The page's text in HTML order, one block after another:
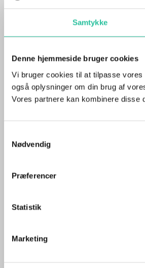
Samtykke
Denne hjemmeside bruger cookies
Vi bruger cookies til at tilpasse
også oplysninger om din brug af
Vores partnere kan kombinere disse
Nødvendig
Præferencer
Statistik
Marketing